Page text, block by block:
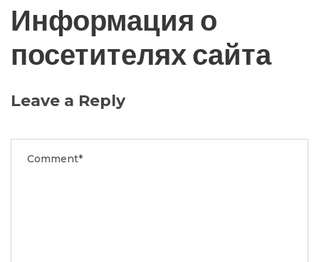
Информация о
посетителях сайта
Leave a Reply